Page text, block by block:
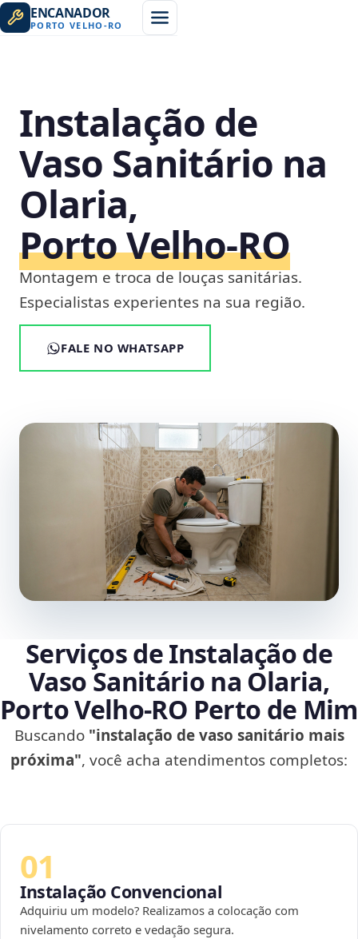
ENCANADOR
PORTO VELHO -RO
Instalação de
Vaso Sanitário na
Olaria,
Porto Velho‑RO
Montagem e troca de louças sanitárias.
Especialistas experientes na sua região.
FALE NO WHATSAPP
Serviços de Instalação de
Vaso Sanitário na Olaria,
Porto Velho‑RO Perto de Mim
Buscando "instalação de vaso sanitário mais
próxima", você acha atendimentos completos:
01
Instalação Convencional
Adquiriu um modelo? Realizamos a colocação com
nivelamento correto e vedação segura.